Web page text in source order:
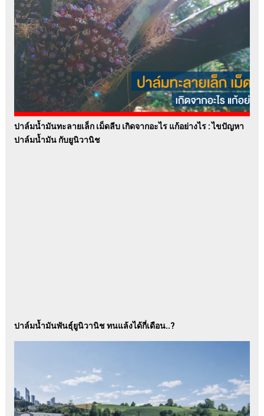
ปาล์มน้ำมันทะลายเล็ก เม็ดลีบ เกิดจากอะไร แก้อย่างไร : ไขปัญหา
ปาล์มน้ำมัน กับยูนิวานิช
ปาล์มน้ำมันพันธุ์ยูนิวานิช ทนแล้งได้กี่เดือน..?